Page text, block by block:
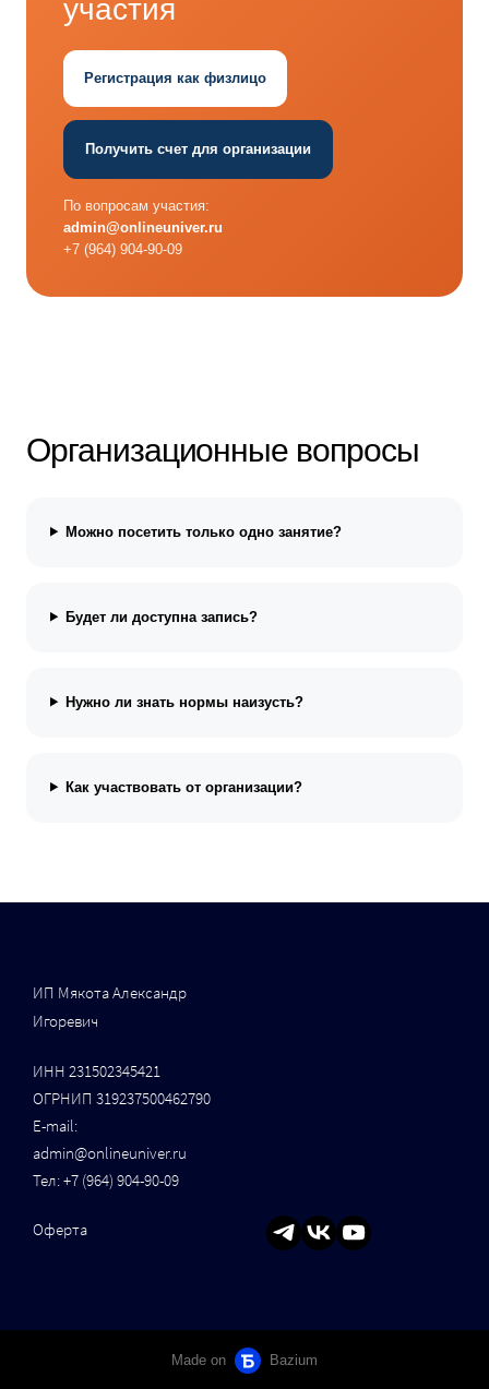
участия
Регистрация как физлицо
Получить счет для организации
По вопросам участия:
admin@onlineuniver.ru
+7 (964) 904‑90‑09
Организационные вопросы
Можно посетить только одно занятие?
Будет ли доступна запись?
Нужно ли знать нормы наизусть?
Как участвовать от организации?
ИП Мякота Александр
Игоревич
ИНН 231502345421
ОГРНИП 319237500462790
Е-mail:
admin@onlineuniver.ru
Тел:+7 (964) 904-90-09
Оферта
Made on Bazium